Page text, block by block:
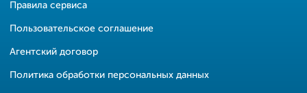
Правила сервиса
Пользовательское соглашение
Агентский договор
Политика обработки персональных данных